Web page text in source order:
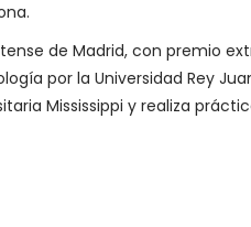
de Madrid, con premio
por la Universidad Rey
Mississippi y realiza